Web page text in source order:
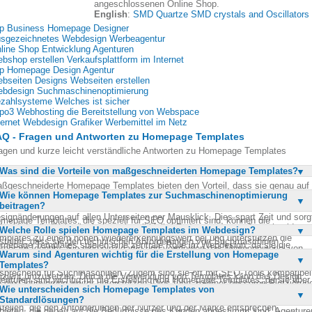
angeschlossenen Online Shop.
English: SMD Quartze SMD crystals and Oscillators
Business Homepage Designer
Webdesign Werbeagentur
Shop Entwicklung Agenturen
erstellen Verkaufsplattform im Internet
Homepage Design Agentur
Designs Webseiten erstellen
Suchmaschinenoptimierung
Welches ist sicher
Webhosting die Bereitstellung von Webspace
Webdesign Grafiker Werbemittel im Netz
- Fragen und Antworten zu Homepage Templates
und kurze leicht verständliche Antworten zu Homepage Templates
Was sind die Vorteile von maßgeschneiderten Homepage Templates?
Homepage Templates bieten den Vorteil, dass sie genau auf
individuellen Bedürfnisse und Anforderungen einer Webseite zugeschnitten
Sie ermöglichen eine einfache Anpassung von Webinhalten und
auf allen Unterseiten per Mausklick. Dies spart Zeit und
dass die Webseite immer aktuell bleibt. Zudem tragen maßgeschneiderte
zu einem hohen Wiedererkennungswert bei und unterstützen die
Identity. Sie sind einzigartig und vermeiden das Masseneinerlei von
Wie können Homepage Templates zur Suchmaschinenoptimierung
beitragen?
Templates, die speziell für SEO optimiert sind, können die
einer Webseite in Suchmaschinen erheblich verbessern. Sie sind
dass sie den technischen Anforderungen von Suchmaschinen
was die Indexierung erleichtert. Durch die Möglichkeit, Inhalte
und effizient zu aktualisieren, bleibt die Webseite relevant und
für Suchmaschinen. Zudem sind sie oft mit SEO-Tools
die Optimierung weiter unterstützen. Dies führt zu einer besseren
den Suchergebnissen.
Welche Rolle spielen Homepage Templates im Webdesign?
Templates spielen eine zentrale Rolle im Webdesign, da sie die
für das Layout und die Struktur einer Webseite bilden. Sie bieten eine
für die Gestaltung und ermöglichen es, Designänderungen
umzusetzen. Durch die Verwendung von Templates kann das Design
Webseite konsistent gehalten werden, was zur Benutzerfreundlichkeit
Sie erleichtern es Designern, kreative und funktionale Webseiten zu
die den Anforderungen der Nutzer und der Marke entsprechen.
Warum sind Agenturen wichtig für die Erstellung von Homepage
Templates?
sind wichtig für die Erstellung von Homepage Templates, da sie über
notwendige Fachwissen und die Erfahrung verfügen, um professionelle und
Designs zu entwickeln. Sie können maßgeschneiderte Lösungen
Wie unterscheiden sich Homepage Templates von
Standardlösungen?